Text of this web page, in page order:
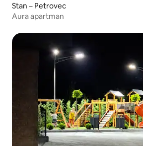
Stan – Petrovec
Aura apartman